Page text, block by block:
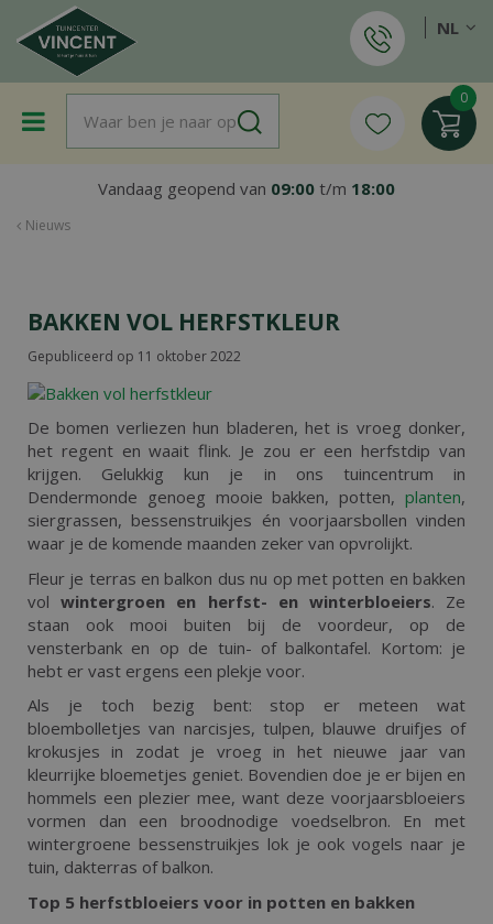
a
Nieuws
Vandaag geopend van 09:00 t/m 18:00
NL
BAKKEN VOL HERFSTKLEUR
Gepubliceerd op 11 oktober 2022
De bomen verliezen hun bladeren, het is vroeg donker,
het regent en waait flink. Je zou er een herfstdip van
krijgen. Gelukkig kun je in ons tuincentrum in
Dendermonde genoeg mooie bakken, potten, planten,
siergrassen, bessenstruikjes én voorjaarsbollen vinden
waar je de komende maanden zeker van opvrolijkt.
Fleur je terras en balkon dus nu op met potten en bakken
volwintergroen en herfst- en winterbloeiers. Ze
staan ook mooi buiten bij de voordeur, op de
vensterbank en op de tuin- of balkontafel. Kortom: je
hebt er vast ergens een plekje voor.
Als je toch bezig bent: stop er meteen wat
bloembolletjes van narcisjes, tulpen, blauwe druifjes of
krokusjes in zodat je vroeg in het nieuwe jaar van
kleurrijke bloemetjes geniet. Bovendien doe je er bijen en
hommels een plezier mee, want deze voorjaarsbloeiers
vormen dan een broodnodige voedselbron. En met
wintergroene bessenstruikjes lok je ook vogels naar je
tuin, dakterras of balkon.
Top 5 herfstbloeiers voor in potten en bakken